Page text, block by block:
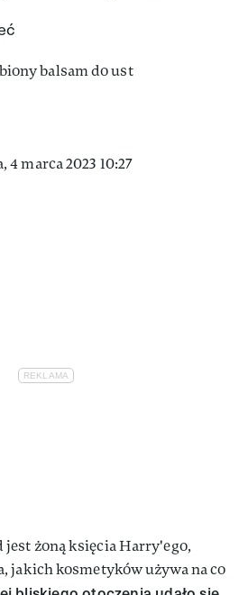
marca 2023 10:27
żoną księcia Harry'ego,
jakich kosmetyków używa na co